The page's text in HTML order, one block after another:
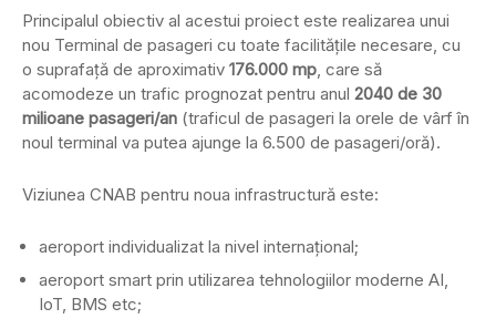
Principalul obiectiv al acestui proiect este realizarea unui
nou Terminal de pasageri cu toate facilitățile necesare, cu
o suprafață de aproximativ 176.000 mp, care să
acomodeze un trafic prognozat pentru anul 2040 de 30
milioane pasageri/an (traficul de pasageri la orele de vârf în
noul terminal va putea ajunge la 6.500 de pasageri/oră).
Viziunea CNAB pentru noua infrastructură este:
aeroport individualizat la nivel internațional;
aeroport smart prin utilizarea tehnologiilor moderne AI,
IoT, BMS etc;